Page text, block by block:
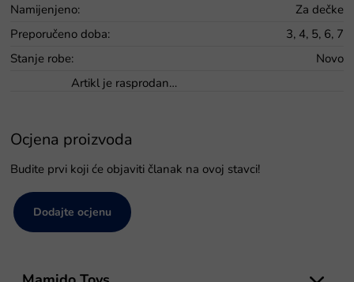
Namijenjeno:
Za dečke
Preporučeno doba:
3, 4, 5, 6, 7
Stanje robe:
Novo
Artikl je rasprodan…
Ocjena proizvoda
Budite prvi koji će objaviti članak na ovoj stavci!
Dodajte ocjenu